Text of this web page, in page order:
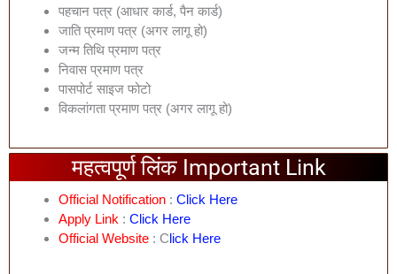
पहचान पत्र (आधार कार्ड, पैन कार्ड)
जाति प्रमाण पत्र (अगर लागू हो)
जन्म तिथि प्रमाण पत्र
निवास प्रमाण पत्र
पासपोर्ट साइज फोटो
विकलांगता प्रमाण पत्र (अगर लागू हो)
महत्वपूर्ण लिंक Important Link
Official Notification: Click Here
Apply Link : Click Here
Official Website: CLick Here